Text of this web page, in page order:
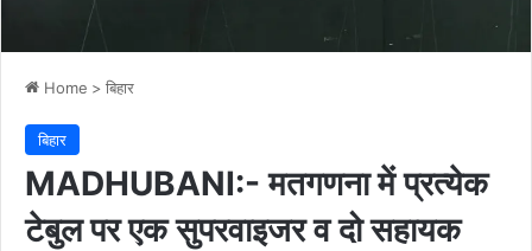
Home > बिहार
बिहार
MADHUBANI:- मतगणना में प्रत्येक
टेबुल पर एक सुपरवाइजर व दो सहायक